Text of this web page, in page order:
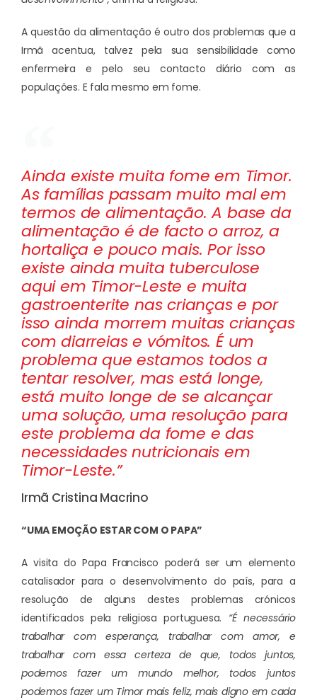
A questão da alimentação é outro dos problemas que a
Irmã acentua, talvez pela sua sensibilidade como
enfermeira e pelo seu contacto diário com as
populações. E fala mesmo em fome.
Ainda existe muita fome em Timor.
As famílias passam muito mal em
termos de alimentação. A base da
alimentação é de facto o arroz, a
hortaliça e pouco mais. Por isso
existe ainda muita tuberculose
aqui em Timor-Leste e muita
gastroenterite nas crianças e por
isso ainda morrem muitas crianças
com diarreias e vómitos. É um
problema que estamos todos a
tentar resolver, mas está longe,
está muito longe de se alcançar
uma solução, uma resolução para
este problema da fome e das
necessidades nutricionais em
Timor-Leste.”
Irmã Cristina Macrino
“UMA EMOÇÃO ESTAR COM O PAPA”
A visita do Papa Francisco poderá ser um elemento
catalisador para o desenvolvimento do país, para a
resolução de alguns destes problemas crónicos
identificados pela religiosa portuguesa. “É necessário
trabalhar com esperança, trabalhar com amor, e
trabalhar com essa certeza de que, todos juntos,
podemos fazer um mundo melhor, todos juntos
podemos fazer um Timor mais feliz, mais digno em cada